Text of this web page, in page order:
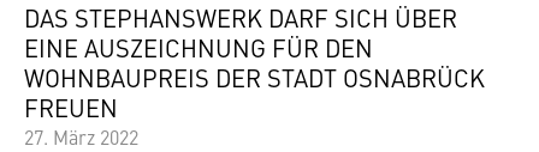
DAS STEPHANSWERK DARF SICH ÜBER
EINE AUSZEICHNUNG FÜR DEN
WOHNBAUPREIS DER STADT OSNABRÜCK
FREUEN
27. März 2022